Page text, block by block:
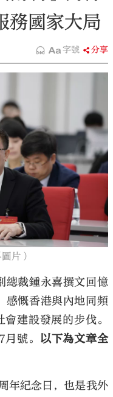
國家大局
字號 分享
片）
總裁鍾永喜撰文回憶
感慨香港與內地同頻
建設發展的步伐。
號。 以下為文章全
年紀念日，也是我外